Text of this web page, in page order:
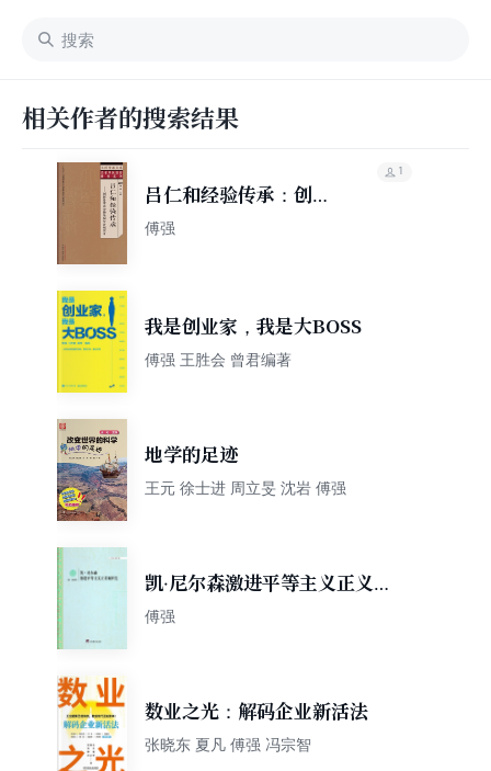
相关作者的搜索结果
吕仁和经验传承：创新
思维诊治糖尿病与肾病
傅强
1
我是创业家，我是大BOSS
傅强 王胜会 曾君编著
地学的足迹
王元 徐士进 周立旻 沈岩 傅强
凯·尼尔森激进平等主义正义观
研究
傅强
数业之光：解码企业新活法
张晓东 夏凡 傅强 冯宗智